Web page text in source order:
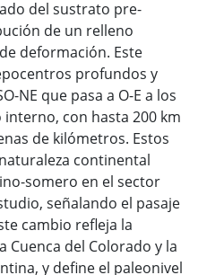
del sustrato pre-
de un relleno
deformación. Este
profundos y
NE que pasa a O-E a los
con hasta 200 km
de kilómetros. Estos
continental
somero en el sector
señalando el pasaje
cambio refleja la
Cuenca del Colorado y la
y define el paleonivel